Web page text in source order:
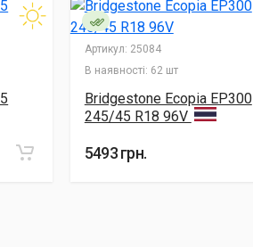
Артикул: 25084
В наявності: 62 шт
Bridgestone Ecopia EP300
245/45 R18 96V
5493 грн.